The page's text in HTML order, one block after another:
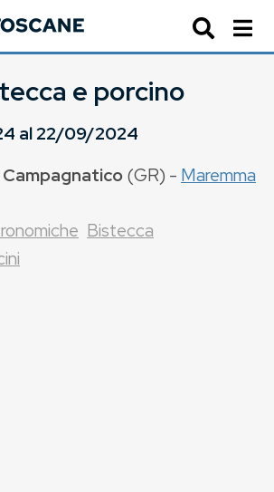
e porcino
al22/09/2024
Campagnatico(GR) - Maremma
Bistecca